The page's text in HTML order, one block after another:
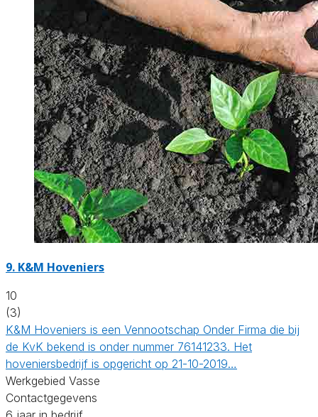
9. K&M Hoveniers
10
(3)
K&M Hoveniers is een Vennootschap Onder Firma die bij
de KvK bekend is onder nummer 76141233. Het
hoveniersbedrijf is opgericht op 21-10-2019…
Werkgebied Vasse
Contactgegevens